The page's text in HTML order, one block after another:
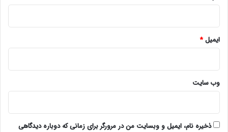
ایمیل*
وب‌ سایت
ذخیره نام، ایمیل و وبسایت من در مرورگر برای زمانی که دوباره دیدگاهی